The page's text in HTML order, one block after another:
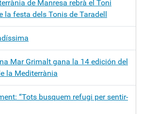
de Manresa rebrà el Toni
la festa dels Tonis de Taradell
Mar Grimalt gana la 14 edición del
la Mediterrània
“Tots busquem refugi per sentir-